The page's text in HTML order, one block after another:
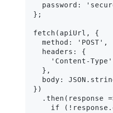
password:
};
fetch(apiUrl, {
  method: 'POST',
  headers: {
'Content-
  },
body:
})
.then(response
if